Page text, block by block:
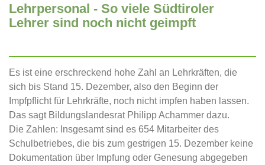
Lehrpersonal - So viele Südtiroler
Lehrer sind noch nicht geimpft
Es ist eine erschreckend hohe Zahl an Lehrkräften, die
sich bis Stand 15. Dezember, also den Beginn der
Impfpflicht für Lehrkräfte, noch nicht impfen haben lassen.
Das sagt Bildungslandesrat Philipp Achammer dazu.
Die Zahlen: Insgesamt sind es 654 Mitarbeiter des
Schulbetriebes, die bis zum gestrigen 15. Dezember keine
Dokumentation über Impfung oder Genesung abgegeben